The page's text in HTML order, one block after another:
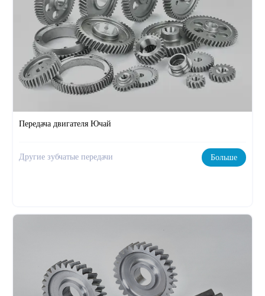
Передача двигателя Ючай
Другие зубчатые передачи Больше